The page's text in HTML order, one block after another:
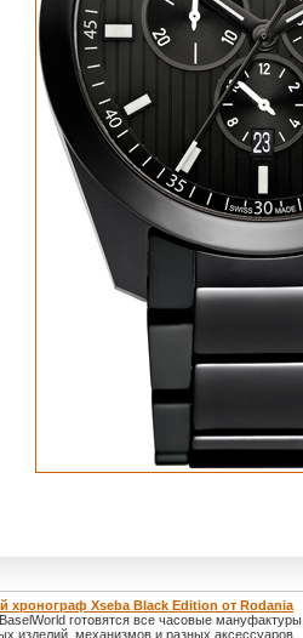
хронограф Xseba Black Edition от Rodania
готовятся все часовые мануфактуры,
изделий, механизмов и разных аксессуаров.